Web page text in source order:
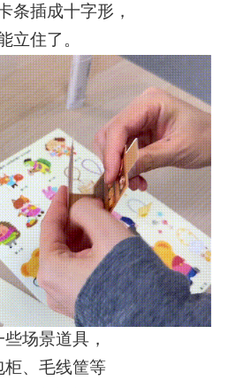
条插成十字形，
立住了。
场景道具，
柜、毛线筐等